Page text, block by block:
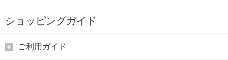
ショッピングガイド
ご利用ガイド